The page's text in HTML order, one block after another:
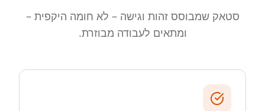
סטאק שמבוסס זהות וגישה – לא חומה היקפית –
ומתאים לעבודה מבוזרת.